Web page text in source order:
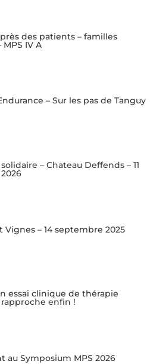
des patients – familles
IV A
– Sur les pas de Tanguy
– Chateau Deffends – 11
Vignes – 14 septembre 2025
essai clinique de thérapie
enfin !
au Symposium MPS 2026